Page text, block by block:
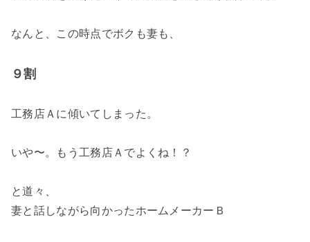
なんと、この時点でボクも妻も、
９割
工務店Ａに傾いてしまった。
いや〜。もう工務店Ａでよくね！？
と道々、
妻と話しながら向かったホームメーカーＢ